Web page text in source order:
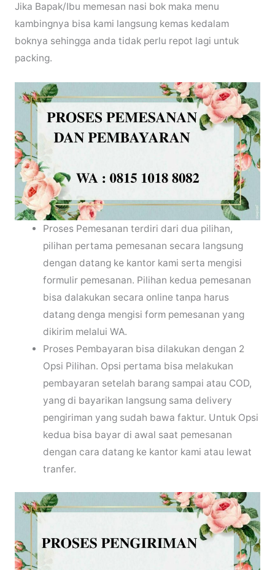
Jika Bapak/Ibu memesan nasi bok maka menu
kambingnya bisa kami langsung kemas kedalam
boknya sehingga anda tidak perlu repot lagi untuk
packing.
Proses Pemesanan terdiri dari dua pilihan,
pilihan pertama pemesanan secara langsung
dengan datang ke kantor kami serta mengisi
formulir pemesanan. Pilihan kedua pemesanan
bisa dalakukan secara online tanpa harus
datang denga mengisi form pemesanan yang
dikirim melalui WA.
Proses Pembayaran bisa dilakukan dengan 2
Opsi Pilihan. Opsi pertama bisa melakukan
pembayaran setelah barang sampai atau COD,
yang di bayarikan langsung sama delivery
pengiriman yang sudah bawa faktur. Untuk Opsi
kedua bisa bayar di awal saat pemesanan
dengan cara datang ke kantor kami atau lewat
tranfer.